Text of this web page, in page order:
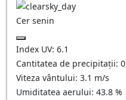
Cer senin
Index UV: 6.1
Cantitatea de precipitații: 0
Viteza vântului: 3.1 m/s
Umiditatea aerului: 43.8 %